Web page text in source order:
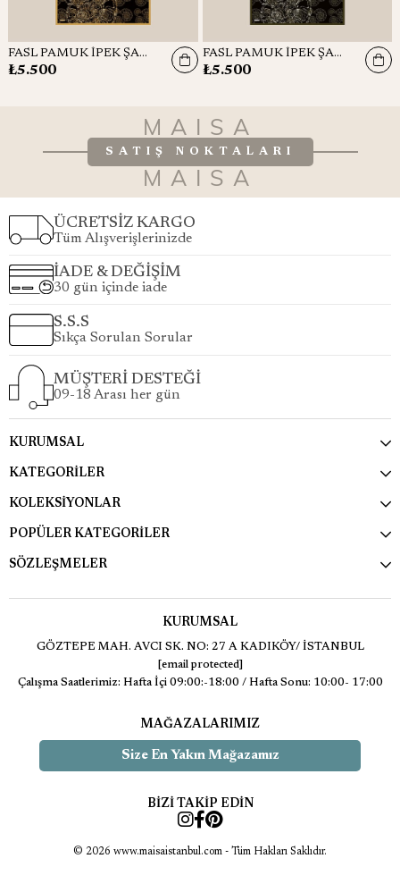
FASL PAMUK İPEK ŞAL 70*190 CM - ACI KAHVE
₺5.500
FASL PAMUK İPEK ŞAL 70*190 CM - ANTRASİT
₺5.500
MAISA
SATIŞ NOKTALARI
MAISA
ÜCRETSİZ KARGO
Tüm Alışverişlerinizde
İADE & DEĞİŞİM
30 gün içinde iade
S.S.S
Sıkça Sorulan Sorular
MÜŞTERİ DESTEĞİ
09-18 Arası her gün
KURUMSAL
KATEGORİLER
KOLEKSİYONLAR
POPÜLER KATEGORİLER
SÖZLEŞMELER
KURUMSAL
GÖZTEPE MAH. AVCI SK. NO: 27 A KADIKÖY/ İSTANBUL
[email protected]
Çalışma Saatlerimiz: Hafta İçi 09:00:-18:00 / Hafta Sonu: 10:00- 17:00
MAĞAZALARIMIZ
Size En Yakın Mağazamız
BİZİ TAKİP EDİN
© 2026 www.maisaistanbul.com - Tüm Hakları Saklıdır.